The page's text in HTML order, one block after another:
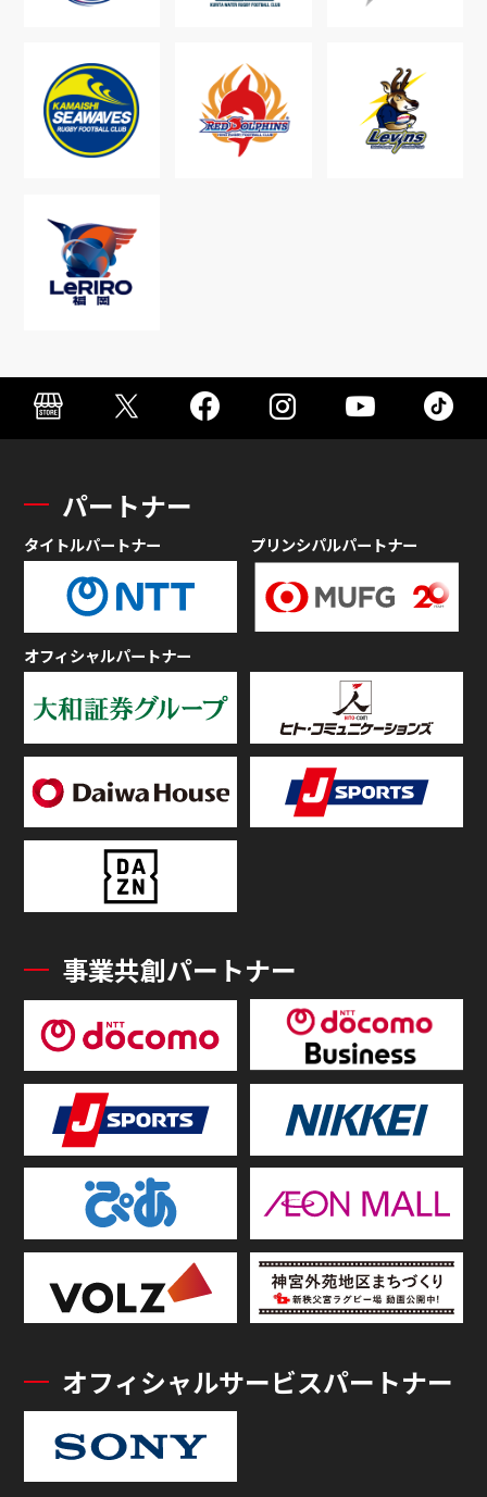
パートナー
タイトルパートナー プリンシパルパートナー
オフィシャルパートナー
事業共創パートナー
オフィシャルサービスパートナー